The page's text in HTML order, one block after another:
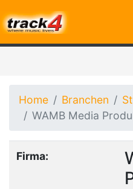
Home Branchen
WAMB Media
Firma: